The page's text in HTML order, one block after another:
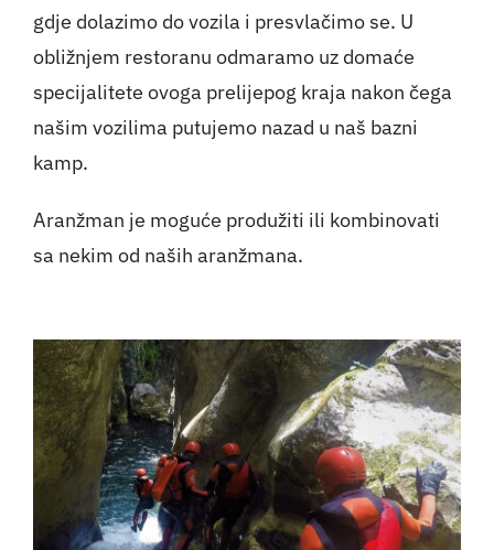
gdje dolazimo do vozila i presvlačimo se. U
obližnjem restoranu odmaramo uz domaće
specijalitete ovoga prelijepog kraja nakon čega
našim vozilima putujemo nazad u naš bazni
kamp.
Aranžman je moguće produžiti ili kombinovati
sa nekim od naših aranžmana.